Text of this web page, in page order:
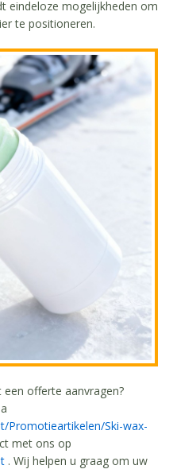
eindeloze mogelijkheden om
te positioneren.
offerte aanvragen?
Promotieartikelen/Ski-wax-
met ons op
. Wij helpen u graag om uw